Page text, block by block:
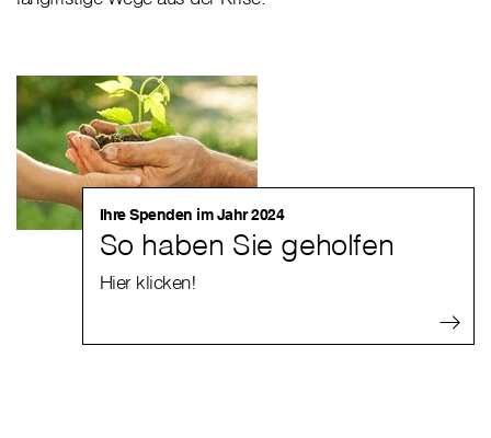
Ihre Spenden im Jahr 2024
So haben Sie geholfen
Hier klicken!